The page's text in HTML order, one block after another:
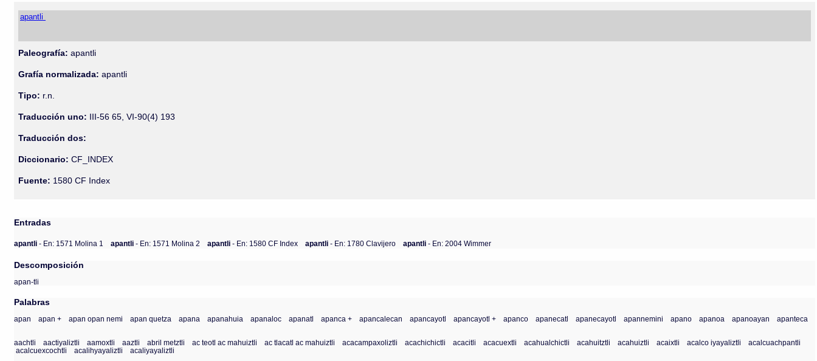
Docs_México
apantli
Paleografía: apantli
Grafía normalizada: apantli
Tipo: r.n.
Traducción uno: III-56 65, VI-90(4) 193
Traducción dos:
Diccionario:CF_INDEX
Fuente: 1580 CF Index
Entradas
apantli- En: 1571 Molina 1 apantli- En: 1571 Molina 2 apantli- En: 1580 CF Index apantli- En: 1780 Clavijero apantli- En: 2004 Wimmer
Descomposición
apan-tli
Palabras
apan apan + apan opan nemi apan quetza apana apanahuia apanaloc apanatl apanca + apancalecan apancayotl apancayotl + apanco apanecatl apanecayotl apannemini apano apanoa apanoayan apanteca
aachtli aactiyaliztli aamoxtli aaztli abril metztli ac teotl ac mahuiztli ac tlacatl ac mahuiztli acacampaxoliztli acachichictli acacitli acacuextli acahualchictli acahuitztli acahuiztli acaixtli acalco iyayaliztli
acalcuachpantli
acalcuexcochtli
acalihyayaliztli
acaliyayaliztli